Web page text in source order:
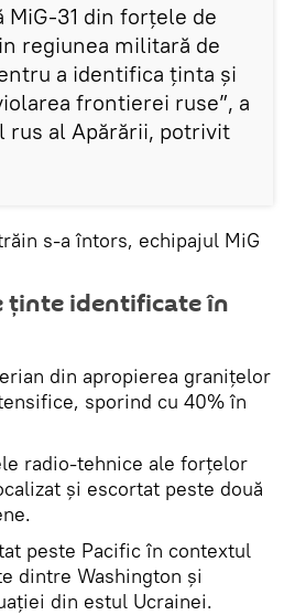
MiG-31 din forțele de
regiunea militară de
a identifica ținta și
frontierei ruse”, a
rus al Apărării, potrivit
s-a întors, echipajul MiG
ținte identificate în
din apropierea granițelor
sporind cu 40% în
radio-tehnice ale forțelor
și escortat peste două
peste Pacific în contextul
dintre Washington și
din estul Ucrainei.